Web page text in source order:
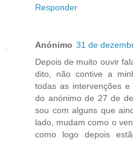
Responder
Anónimo 31 de
Depois de muito ouvir
dito, não contive a
todas as intervenções
do anónimo de 27 de
sou com alguns que
lado, mudam como o
como logo depois